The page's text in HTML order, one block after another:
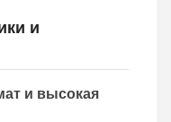
и
и высокая